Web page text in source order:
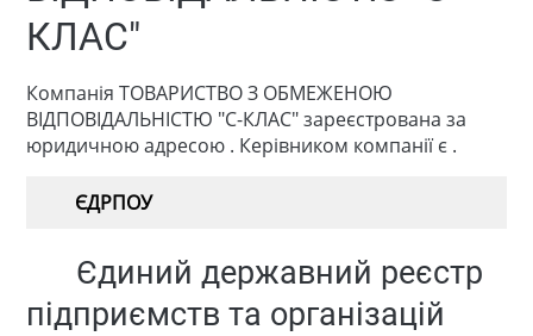
КЛАС"
Компанія ТОВАРИСТВО З ОБМЕЖЕНОЮ
ВІДПОВІДАЛЬНІСТЮ "С-КЛАС" зареєстрована за
юридичною адресою . Керівником компанії є .
ЄДРПОУ
Єдиний державний реєстр
підприємств та організацій